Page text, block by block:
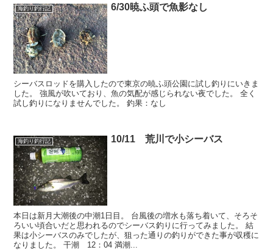
海釣り釣行記 6/30暁ふ頭で魚影なし
シーバスロッドを購入したので東京の暁ふ頭公園に試し釣りにいきま
した。 強風が吹いており、魚の気配が感じられない夜でした。 全く
試し釣りになりませんでした。 釣果：なし
海釣り釣行記 10/11 荒川で小シーバス
本日は新月大潮後の中潮1日目。 台風後の増水も落ち着いて、そろそ
ろいい頃合いだと思われるのでシーバス釣りに行ってみました。 結
果は小シーバスのみでしたが、狙った通りの釣りができた事が収穫に
なりました。 干潮 12：04 満潮...